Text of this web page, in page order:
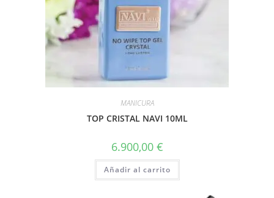
MANICURA
TOP CRISTAL NAVI 10ML
6.900,00 €
Añadir al carrito